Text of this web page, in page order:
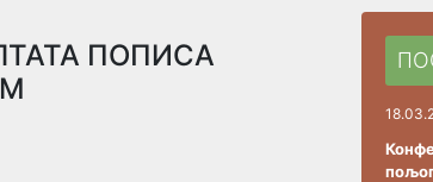
ПОПИСА